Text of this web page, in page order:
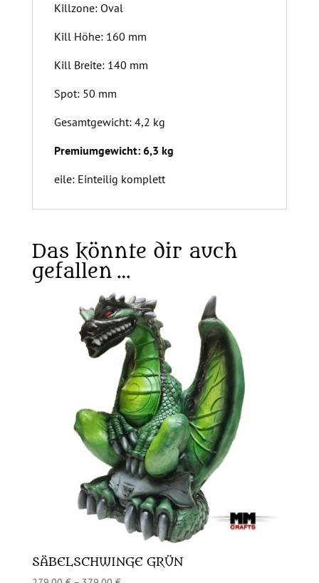
Killzone: Oval
Kill Höhe: 160 mm
Kill Breite: 140 mm
Spot: 50 mm
Gesamtgewicht: 4,2 kg
Premiumgewicht: 6,3 kg
eile: Einteilig komplett
Das könnte dir auch
gefallen …
SÄBELSCHWINGE GRÜN